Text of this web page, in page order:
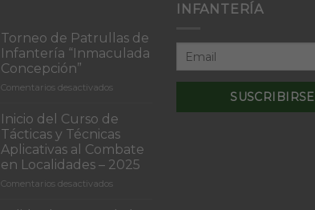
Torneo de Patrullas de
Infantería “Inmaculada
Concepción”
Comentarios desactivadosen
de
de
Infantería
“Inmaculada
Inicio del Curso de
Tácticas y Técnicas
Aplicativas al Combate
en Localidades – 2025
Comentarios desactivadosen
INFANTERÍA